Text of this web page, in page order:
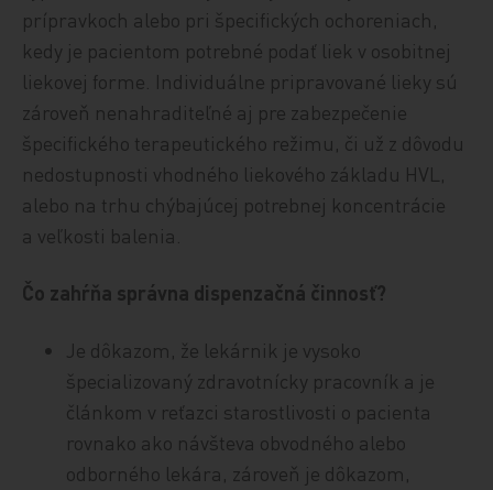
prípravkoch alebo pri špecifických ochoreniach,
kedy je pacientom potrebné podať liek v osobitnej
liekovej forme. Individuálne pripravované lieky sú
zároveň nenahraditeľné aj pre zabezpečenie
špecifického terapeutického režimu, či už z dôvodu
nedostupnosti vhodného liekového základu HVL,
alebo na trhu chýbajúcej potrebnej koncentrácie
a veľkosti balenia.
Čo zahŕňa správna dispenzačná činnosť?
Je dôkazom, že lekárnik je vysoko
špecializovaný zdravotnícky pracovník a je
článkom v reťazci starostlivosti o pacienta
rovnako ako návšteva obvodného alebo
odborného lekára, zároveň je dôkazom,